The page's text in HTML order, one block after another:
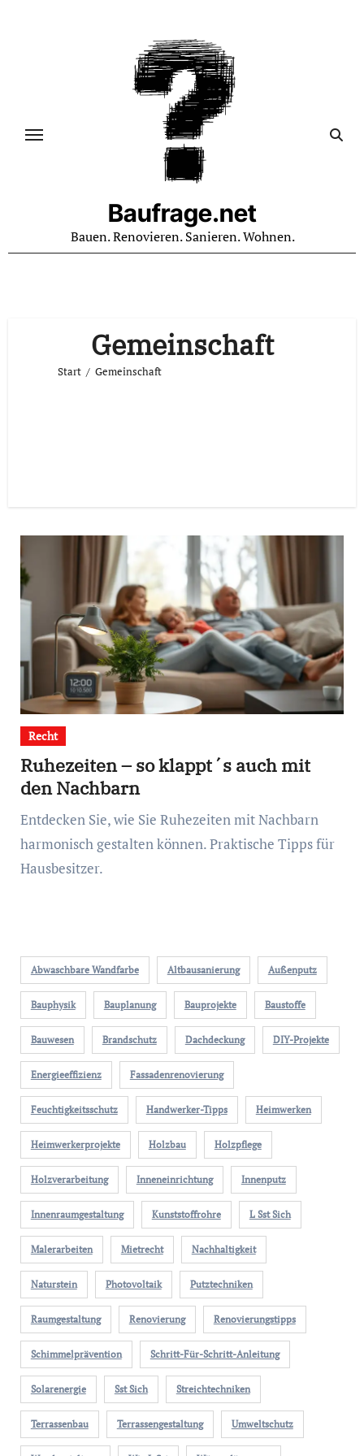
Baufrage.net
Bauen. Renovieren. Sanieren. Wohnen.
Gemeinschaft
Start Gemeinschaft
Recht
Ruhezeiten – so klappt´s auch mit
den Nachbarn
Entdecken Sie, wie Sie Ruhezeiten mit Nachbarn
harmonisch gestalten können. Praktische Tipps für
Hausbesitzer.
Abwaschbare Wandfarbe Altbausanierung Außenputz
Bauphysik Bauplanung Bauprojekte Baustoffe
Bauwesen Brandschutz Dachdeckung DIY-Projekte
Energieeffizienz Fassadenrenovierung
Feuchtigkeitsschutz Handwerker-Tipps Heimwerken
Heimwerkerprojekte Holzbau Holzpflege
Holzverarbeitung Inneneinrichtung Innenputz
Innenraumgestaltung Kunststoffrohre L Sst Sich
Malerarbeiten Mietrecht Nachhaltigkeit
Naturstein Photovoltaik Putztechniken
Raumgestaltung Renovierung Renovierungstipps
Schimmelprävention Schritt-Für-Schritt-Anleitung
Solarenergie Sst Sich Streichtechniken
Terrassenbau Terrassengestaltung Umweltschutz